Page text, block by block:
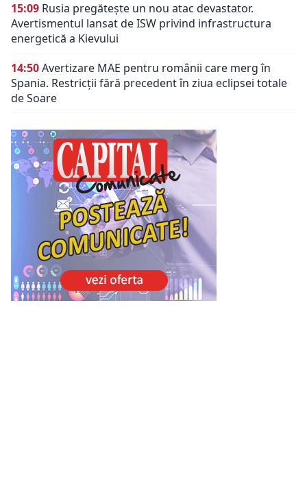
15:09 Rusia pregătește un nou atac devastator.
Avertismentul lansat de ISW privind infrastructura
energetică a Kievului
14:50Avertizare MAE pentru românii care merg în
Spania. Restricții fără precedent în ziua eclipsei totale
de Soare